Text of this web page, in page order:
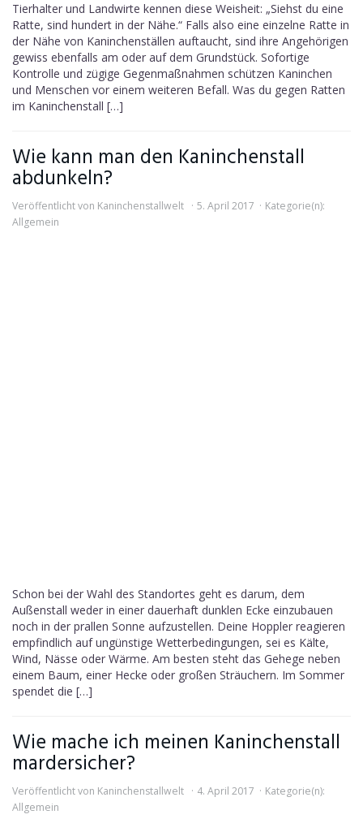
Tierhalter und Landwirte kennen diese Weisheit: „Siehst du eine
Ratte, sind hundert in der Nähe.“ Falls also eine einzelne Ratte in
der Nähe von Kaninchenställen auftaucht, sind ihre Angehörigen
gewiss ebenfalls am oder auf dem Grundstück. Sofortige
Kontrolle und zügige Gegenmaßnahmen schützen Kaninchen
und Menschen vor einem weiteren Befall. Was du gegen Ratten
im Kaninchenstall […]
Wie kann man den Kaninchenstall
abdunkeln?
Veröffentlicht von Kaninchenstallwelt 5. April 2017
Kategorie(n):
Allgemein
Schon bei der Wahl des Standortes geht es darum, dem
Außenstall weder in einer dauerhaft dunklen Ecke einzubauen
noch in der prallen Sonne aufzustellen. Deine Hoppler reagieren
empfindlich auf ungünstige Wetterbedingungen, sei es Kälte,
Wind, Nässe oder Wärme. Am besten steht das Gehege neben
einem Baum, einer Hecke oder großen Sträuchern. Im Sommer
spendet die […]
Wie mache ich meinen Kaninchenstall
mardersicher?
Veröffentlicht von Kaninchenstallwelt 4. April 2017
Kategorie(n):
Allgemein